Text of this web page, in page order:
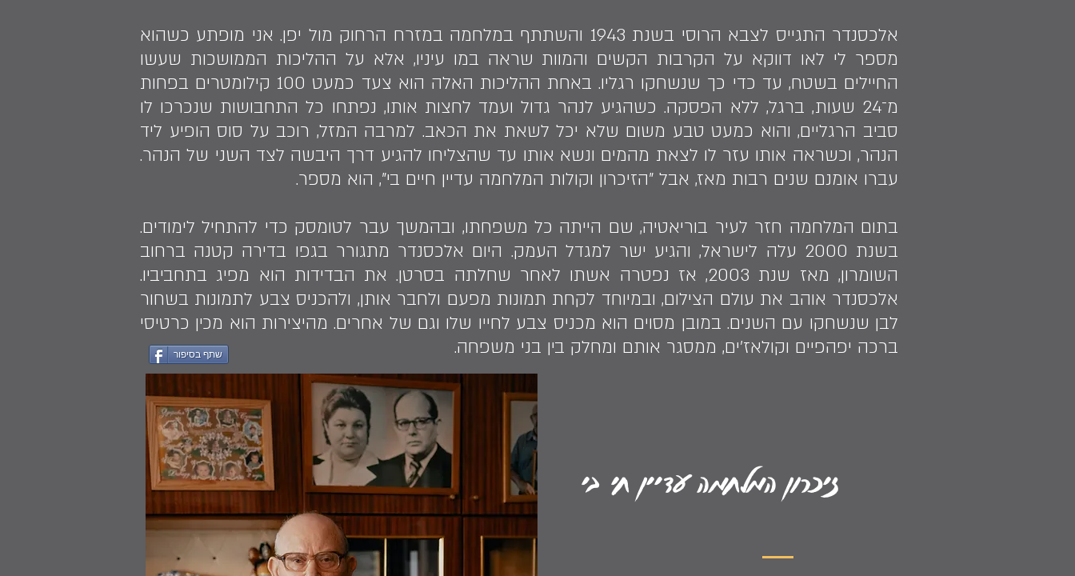
אלכסנדר התגייס לצבא הרוסי בשנת 1943 והשתתף במלחמה במזרח הרחוק מול יפן. אני מופתע כשהוא
מספר לי לאו דווקא על הקרבות הקשים והמוות שראה במו עיניו, אלא על ההליכות הממושכות שעשו
החיילים בשטח, עד כדי כך שנשחקו רגליו. באחת ההליכות האלה הוא צעד כמעט 100 קילומטרים בפחות
מ־24 שעות, ברגל, ללא הפסקה. כשהגיע לנהר גדול ועמד לחצות אותו, נפתחו כל התחבושות שנכרכו לו
סביב הרגליים, והוא כמעט טבע משום שלא יכל לשאת את הכאב. למרבה המזל, רוכב על סוס הופיע ליד
הנהר, וכשראה אותו עזר לו לצאת מהמים ונשא אותו עד שהצליחו להגיע דרך היבשה לצד השני של הנהר.
עברו אומנם שנים רבות מאז, אבל "הזיכרון וקולות המלחמה עדיין חיים בי", הוא מספר.
בתום המלחמה חזר לעיר בוריאטיה, שם הייתה כל משפחתו, ובהמשך עבר לטומסק כדי להתחיל לימודים.
בשנת 2000 עלה לישראל, והגיע ישר למגדל העמק. היום אלכסנדר מתגורר בגפו בדירה קטנה ברחוב
השומרון, מאז שנת 2003, אז נפטרה אשתו לאחר שחלתה בסרטן. את הבדידות הוא מפיג בתחביביו.
אלכסנדר אוהב את עולם הצילום, ובמיוחד לקחת תמונות מפעם ולחבר אותן, ולהכניס צבע לתמונות בשחור
לבן שנשחקו עם השנים. במובן מסוים הוא מכניס צבע לחייו שלו וגם של אחרים. מהיצירות הוא מכין כרטיסי
ברכה יפהפיים וקולאז'ים, ממסגר אותם ומחלק בין בני משפחה.
שתף בסיפור
זיכרון המלחמה עדיין חי בי